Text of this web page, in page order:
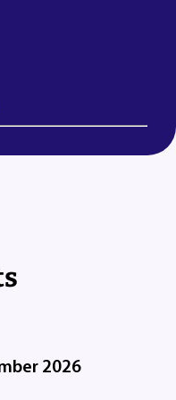
2026